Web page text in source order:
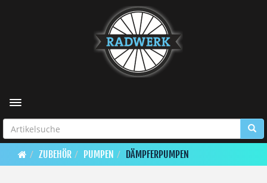
Toggle navigation
ZUBEHÖR PUMPEN DÄMPFERPUMPEN